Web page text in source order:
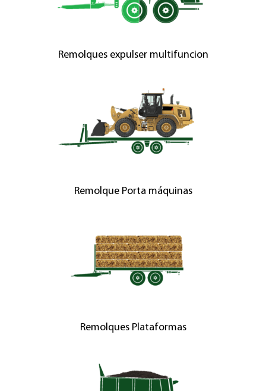
Remolques expulser multifuncion
Remolque Porta máquinas
Remolques Plataformas